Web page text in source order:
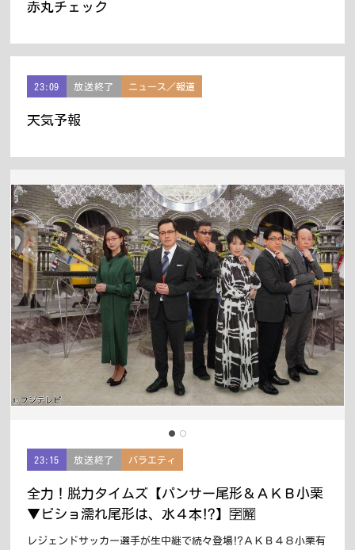
赤丸チェック
23:09 放送終了 ニュース／報道
天気予報
23:15 放送終了 バラエティ
全力！脱力タイムズ【パンサー尾形＆ＡＫＢ小栗
▼ビショ濡れ尾形は、水４本⁉】🈑🈖
レジェンドサッカー選手が生中継で続々登場⁉ＡＫＢ４８小栗有